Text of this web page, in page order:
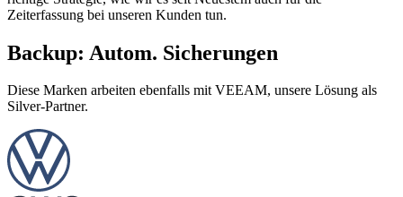
Zeiterfassung bei unseren Kunden tun.
Backup: Autom. Sicherungen
Diese Marken arbeiten ebenfalls mit VEEAM, unsere Lösung als
Silver-Partner.